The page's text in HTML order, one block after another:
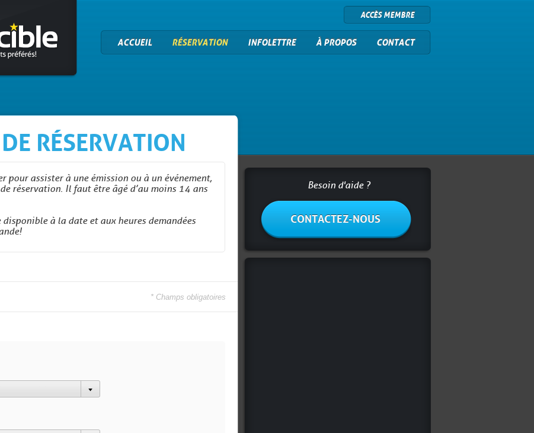
ACCÈS MEMBRE
ACCUEIL RÉSERVATION INFOLETTRE À PROPOS CONTACT
RÉSERVATION
pour assister à une émission ou à un événement,
réservation. Il faut être âgé d’au moins 14 ans
disponible à la date et aux heures demandées
* Champs obligatoires
Besoin d'aide ?
CONTACTEZ-NOUS